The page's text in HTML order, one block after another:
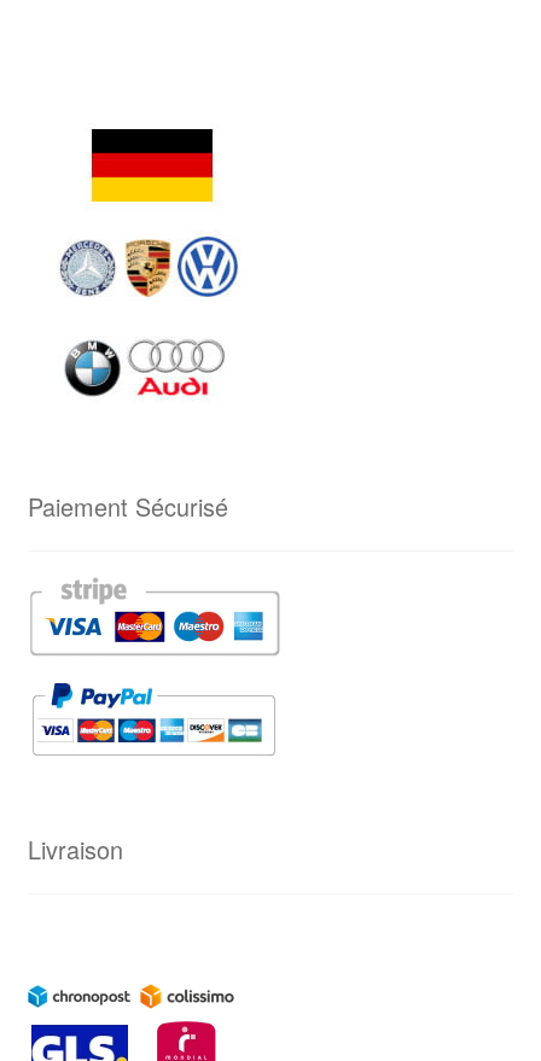
Paiement Sécurisé
Livraison